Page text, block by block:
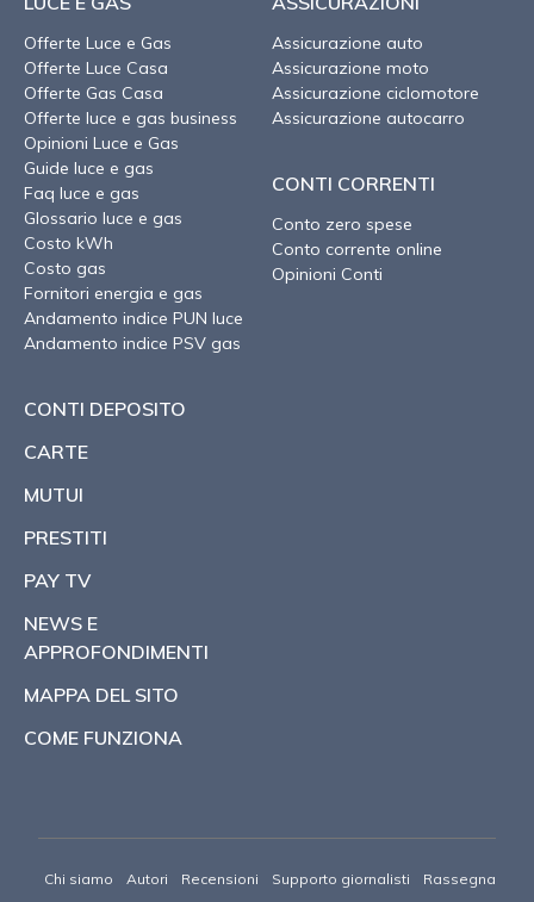
Offerte Luce e Gas
Offerte Luce Casa
Offerte Gas Casa
Offerte luce e gas business
Opinioni Luce e Gas
Guide luce e gas
Faq luce e gas
Glossario luce e gas
Costo kWh
Costo gas
Fornitori energia e gas
Andamento indice PUN luce
Andamento indice PSV gas
Assicurazione auto
Assicurazione moto
Assicurazione ciclomotore
Assicurazione autocarro
CONTI CORRENTI
Conto zero spese
Conto corrente online
Opinioni Conti
CONTI DEPOSITO
CARTE
MUTUI
PRESTITI
PAY TV
NEWS E
APPROFONDIMENTI
MAPPA DEL SITO
COME FUNZIONA
Chi siamo Autori Recensioni Supporto giornalisti
Rassegna